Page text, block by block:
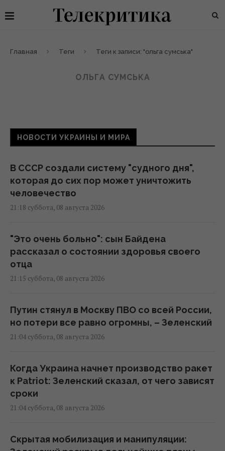
Главная Теги Теги к записи: "ольга сумська"
ОЛЬГА СУМСЬКА
НОВОСТИ УКРАИНЫ И МИРА
В СССР создали систему "судного дня",
которая до сих пор может уничтожить
человечество
21:18 суббота, 08 августа 2026
"Это очень больно": сын Байдена
рассказал о состоянии здоровья своего
отца
21:15 суббота, 08 августа 2026
Путин стянул в Москву ПВО со всей России,
но потери все равно огромны, – Зеленский
21:04 суббота, 08 августа 2026
Когда Украина начнет производство ракет
к Patriot: Зеленский сказал, от чего зависят
сроки
21:04 суббота, 08 августа 2026
Скрытая мобилизация и манипуляции: